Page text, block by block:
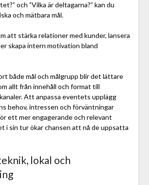
och ”Vilka är deltagarna?” kan du
och mätbara mål.
att stärka relationer med kunder, lansera
skapa intern motivation bland
både mål och målgrupp blir det lättare
allt från innehåll och format till
Att anpassa eventets upplägg
behov, intressen och förväntningar
ett mer engagerande och relevant
i sin tur ökar chansen att nå de uppsatta
lokal och